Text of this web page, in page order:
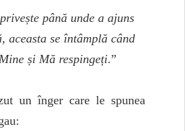
până unde a ajuns
aceasta se întâmplă când
și Mă respingeți.”
un înger care le spunea